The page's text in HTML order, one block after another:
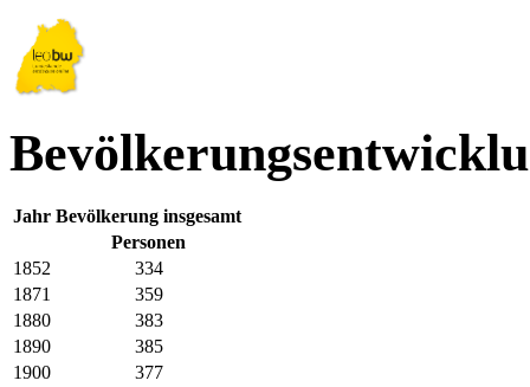
Jahr Bevölkerung insgesamt
Personen
1852
334
1871
359
1880
383
1890
385
1900
377